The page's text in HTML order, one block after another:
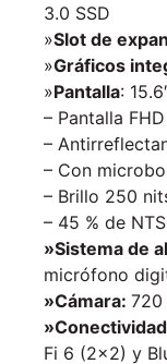
3.0 SSD
»Slot de
»Gráficos
»Pantalla:
– Pantalla
–
– Con
– Brillo 250
– 45 % de
»Sistema de
micrófono
»Cámara: 720
Fi 6 (2×2) y